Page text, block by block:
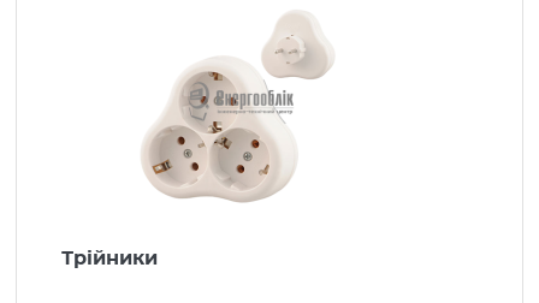
Компенсація реактивної енергії
Генератори, стабілізатори
LED Освітлення
Трійники